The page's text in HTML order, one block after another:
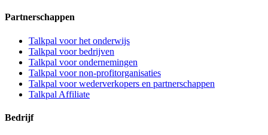
Partnerschappen
Talkpal voor het onderwijs
Talkpal voor bedrijven
Talkpal voor ondernemingen
Talkpal voor non-profitorganisaties
Talkpal voor wederverkopers en partnerschappen
Talkpal Affiliate
Bedrijf